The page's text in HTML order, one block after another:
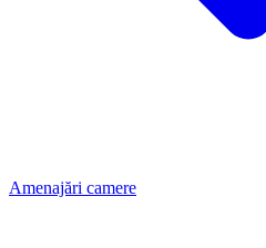
Amenajări camere